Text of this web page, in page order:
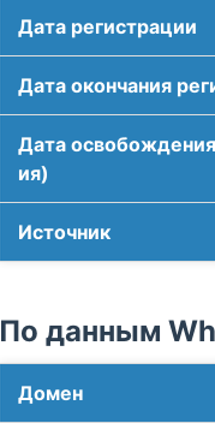
Дата регистрации
Дата окончания
Дата
ия)
Источник
По данным
Домен